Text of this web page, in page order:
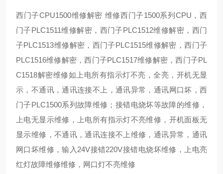
西门子CPU1500维修解密 维修西门子1500系列CPU，西
门子PLC1511维修解密，西门子PLC1512维修解密，西门
子PLC1513维修解密，西门子PLC1515维修解密，西门子
PLC1516维修解密，西门子PLC1517维修解密，西门子PL
C1518解密维修如上电所有指示灯不亮，全亮，开机无显
示，不通讯，通讯连接不上，通讯异常，通讯网口坏，西
门子PLC1500系列故障维修；接错电烧坏等故障的维修，
上电无显示维修，上电所有指示灯不亮维修，开机面板无
显示维修，不通讯，通讯连接不上维修，通讯异常，通讯
网口坏维修，输入24V接错220V接错电烧坏维修，上电亮
红灯故障维修维修，网口灯不亮维修